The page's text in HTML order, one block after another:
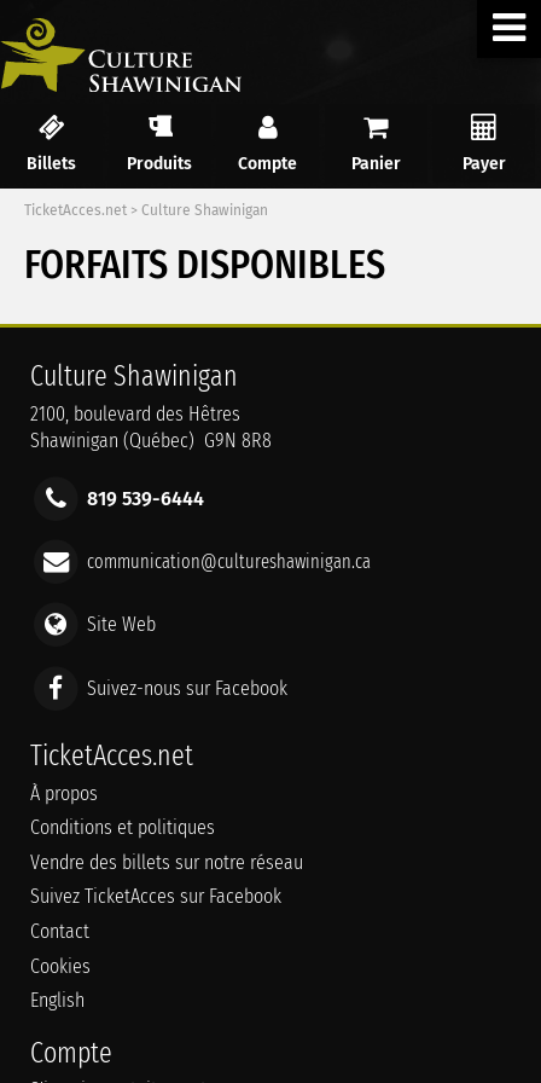
Billets Produits Compte Panier Payer
TicketAcces.net > Culture Shawinigan
FORFAITS DISPONIBLES
Culture Shawinigan
2100, boulevard des Hêtres
Shawinigan (Québec) G9N 8R8
819 539-6444
communication@cultureshawinigan.ca
Site Web
Suivez-nous sur Facebook
TicketAcces.net
À propos
Conditions et politiques
Vendre des billets sur notre réseau
Suivez TicketAcces sur Facebook
Contact
Cookies
English
Compte